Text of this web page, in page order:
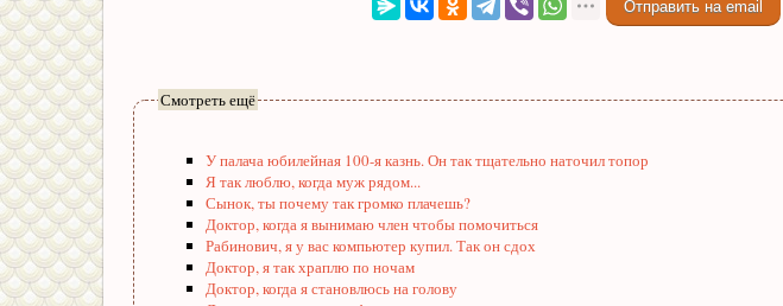
Смотреть ещё
У палача юбилейная 100-я казнь. Он так тщательно наточил топор
Я так люблю, когда муж рядом...
Сынок, ты почему так громко плачешь?
Доктор, когда я вынимаю член чтобы помочиться
Рабинович, я у вас компьютер купил. Так он сдох
Доктор, я так храплю по ночам
Доктор, когда я становлюсь на голову